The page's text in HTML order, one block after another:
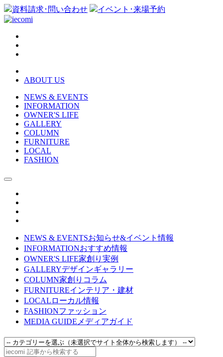
資料請求･問い合わせ イベント･来場予約
ABOUT US
NEWS & EVENTS
INFORMATION
OWNER'S LIFE
GALLERY
COLUMN
FURNITURE
LOCAL
FASHION
NEWS & EVENTSお知らせ&イベント情報
INFORMATIONおすすめ情報
OWNER'S LIFE家創り実例
GALLERYデザインギャラリー
COLUMN家創りコラム
FURNITUREインテリア・建材
LOCAL ローカル情報
FASHIONファッション
MEDIA GUIDE メディアガイド